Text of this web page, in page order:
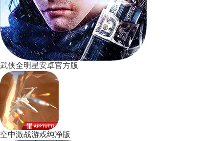
武侠全明星安卓官方版
空中激战游戏纯净版